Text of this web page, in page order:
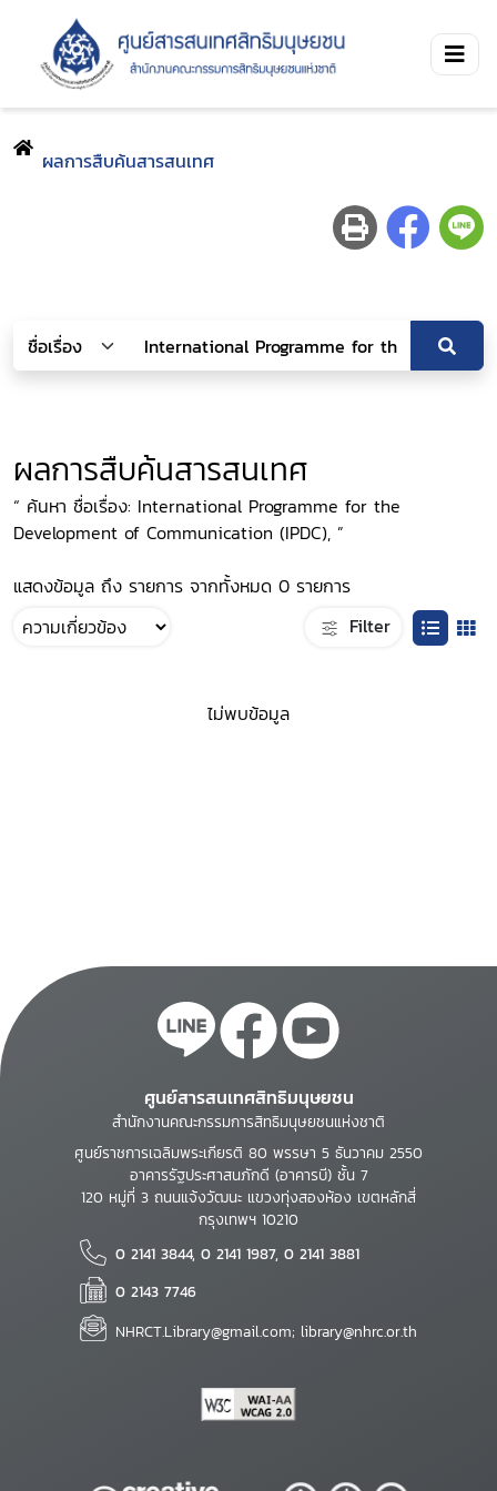
ผลการสืบค้นสารสนเทศ
ผลการสืบค้นสารสนเทศ
“ ค้นหา ชื่อเรื่อง: International Programme for the
Development of Communication (IPDC), ”
แสดงข้อมูล ถึง รายการ จากทั้งหมด 0 รายการ
Filter
ไม่พบข้อมูล
ศูนย์สารสนเทศสิทธิมนุษยชน
สำนักงานคณะกรรมการสิทธิมนุษยชนแห่งชาติ
ศูนย์ราชการเฉลิมพระเกียรติ 80 พรรษา 5 ธันวาคม 2550
อาคารรัฐประศาสนภักดี (อาคารบี) ชั้น 7
120 หมู่ที่ 3 ถนนแจ้งวัฒนะ แขวงทุ่งสองห้อง เขตหลักสี่
กรุงเทพฯ 10210
0 2141 3844, 0 2141 1987, 0 2141 3881
0 2143 7746
NHRCT.Library@gmail.com; library@nhrc.or.th